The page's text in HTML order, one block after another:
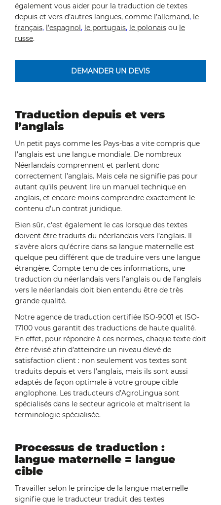
également vous aider pour la traduction de textes
depuis et vers d’autres langues, comme l’allemand, le
français, l’espagnol, le portugais, le polonais ou le
russe.
DEMANDER UN DEVIS
Traduction depuis et vers
l’anglais
Un petit pays comme les Pays-bas a vite compris que
l’anglais est une langue mondiale. De nombreux
Néerlandais comprennent et parlent donc
correctement l’anglais. Mais cela ne signifie pas pour
autant qu’ils peuvent lire un manuel technique en
anglais, et encore moins comprendre exactement le
contenu d’un contrat juridique.
Bien sûr, c'est également le cas lorsque des textes
doivent être traduits du néerlandais vers l’anglais. Il
s’avère alors qu’écrire dans sa langue maternelle est
quelque peu différent que de traduire vers une langue
étrangère. Compte tenu de ces informations, une
traduction du néerlandais vers l’anglais ou de l’anglais
vers le néerlandais doit bien entendu être de très
grande qualité.
Notre agence de traduction certifiée ISO-9001 et ISO-
17100 vous garantit des traductions de haute qualité.
En effet, pour répondre à ces normes, chaque texte doit
être révisé afin d’atteindre un niveau élevé de
satisfaction client : non seulement vos textes sont
traduits depuis et vers l’anglais, mais ils sont aussi
adaptés de façon optimale à votre groupe cible
anglophone. Les traducteurs d’AgroLingua sont
spécialisés dans le secteur agricole et maîtrisent la
terminologie spécialisée.
Processus de traduction :
langue maternelle = langue
cible
Travailler selon le principe de la langue maternelle
signifie que le traducteur traduit des textes